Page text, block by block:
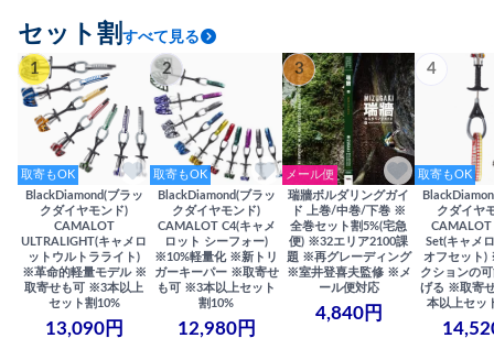
セット割 すべて見る
1
取寄もOK
BlackDiamond(ブラッ
クダイヤモンド)
CAMALOT
ULTRALIGHT(キャメロ
ットウルトラライト)
※革命的軽量モデル ※
取寄せも可 ※3本以上
セット割10%
13,090円
2
取寄もOK
BlackDiamond(ブラッ
クダイヤモンド)
CAMALOT C4(キャメ
ロット シーフォー)
※10%軽量化 ※新トリ
ガーキーパー ※取寄せ
も可 ※3本以上セット
割10%
12,980円
3
メール便
瑞牆ボルダリングガイ
ド 上巻/中巻/下巻 ※
全巻セット割5%(宅急
便) ※32エリア2100課
題 ※再グレーディング
※室井登喜夫監修 ※メ
ール便対応
4,840円
4
取寄もOK
クダイヤ
Set(キャメ
オフセット)
クションの
げる ※取寄
本以上セッ